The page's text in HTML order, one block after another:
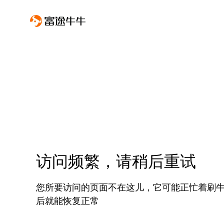
访问频繁，请稍后重试
您所要访问的页面不在这儿，它可能正忙着刷
后就能恢复正常